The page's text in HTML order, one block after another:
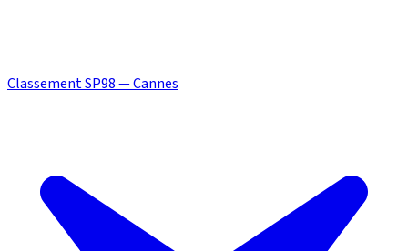
Classement SP98 — Cannes